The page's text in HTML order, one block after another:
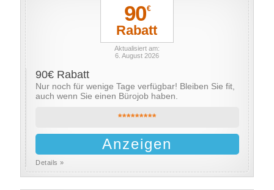
90€
Rabatt
Aktualisiert am:
6. August 2026
90€ Rabatt
Nur noch für wenige Tage verfügbar! Bleiben Sie fit,
auch wenn Sie einen Bürojob haben.
*********
Anzeigen
Details »